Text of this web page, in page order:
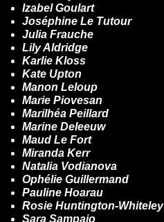
Izabel Goulart
Joséphine Le Tutour
Julia Frauche
Lily Aldridge
Karlie Kloss
Kate Upton
Manon Leloup
Marie Piovesan
Marilhéa Peillard
Marine Deleeuw
Maud Le Fort
Miranda Kerr
Natalia Vodianova
Ophélie Guillermand
Pauline Hoarau
Rosie Huntington-Whiteley
Sara Sampaio